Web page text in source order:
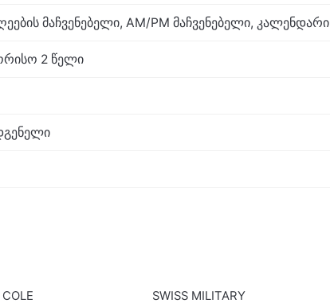
მაჩვენებელი, AM/PM მაჩვენებელი, კალენდარი
2 წელი
OUT OF STOCK
SWISS MILITARY